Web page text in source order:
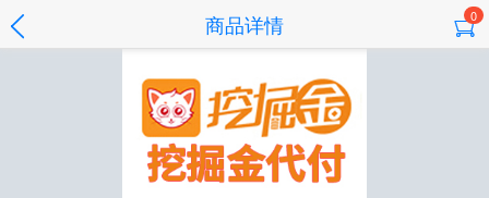
商品详情 0